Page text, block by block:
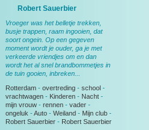
Robert Sauerbier
Vroeger was het belletje trekken,
busje trappen, raam ingooien, dat
soort ongein. Op een gegeven
moment wordt je ouder, ga je met
verkeerde vriendjes om en dan
wordt het al snel brandbommetjes in
de tuin gooien, inbreken...
Rotterdam - overtreding - school -
vrachtwagen - Kinderen - Nacht -
mijn vrouw - rennen - vader -
ongeluk -Auto - Weiland - Mijn club -
Robert Sauerbier - Robert Sauerbier